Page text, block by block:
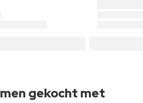
gekocht met